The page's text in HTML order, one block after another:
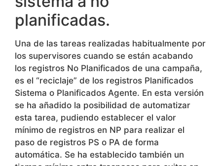
Una de las tareas realizadas habitualmente por
los supervisores cuando se están acabando
los registros No Planificados de una campaña,
es el “reciclaje” de los registros Planificados
Sistema o Planificados Agente. En esta versión
se ha añadido la posibilidad de automatizar
esta tarea, pudiendo establecer el valor
mínimo de registros en NP para realizar el
paso de registros PS o PA de forma
automática. Se ha establecido también un
tiempo mínimo entre traspasos para evitar en
campañas con muy pocos registros traspasos
continuos.